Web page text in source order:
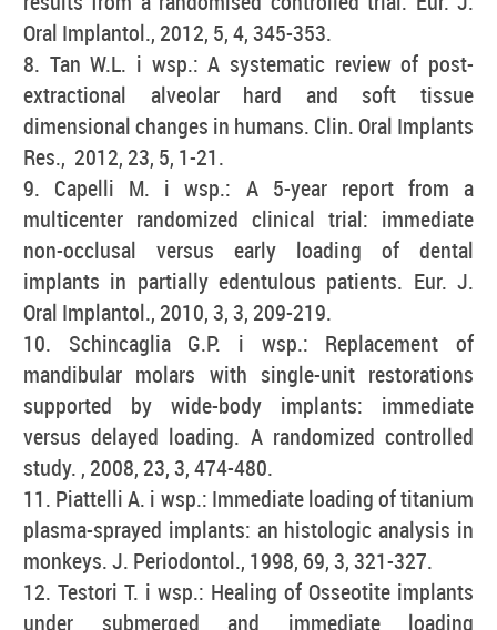
Oral Implantol., 2012, 5, 4, 345-353.
8. Tan W.L. i wsp.: A systematic review of post-
extractional alveolar hard and soft tissue
dimensional changes in humans. Clin. Oral Implants
Res., 2012, 23, 5, 1-21.
9. Capelli M. i wsp.: A 5-year report from a
multicenter randomized clinical trial: immediate
non-occlusal versus early loading of dental
implants in partially edentulous patients. Eur. J.
Oral Implantol., 2010, 3, 3, 209-219.
10. Schincaglia G.P. i wsp.: Replacement of
mandibular molars with single-unit restorations
supported by wide-body implants: immediate
versus delayed loading. A randomized controlled
study. , 2008, 23, 3, 474-480.
11. Piattelli A. i wsp.: Immediate loading of titanium
plasma-sprayed implants: an histologic analysis in
monkeys. J. Periodontol., 1998, 69, 3, 321-327.
12. Testori T. i wsp.: Healing of Osseotite implants
under submerged and immediate loading